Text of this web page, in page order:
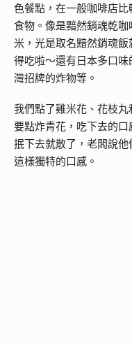
色餐點，在一般咖啡店
食物。像是黯然銷魂乾
米，光是取名黯然銷魂
得吃啦～還有日本多口
灣招牌的炸物等。
我們點了雞米花、花枝
要點炸青花，吃下去的
抿下去就散了，老闆說
這樣獨特的口感。